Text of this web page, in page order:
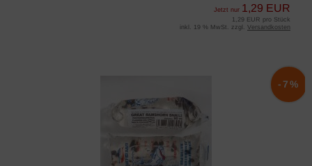
Jetzt nur 1,29 EUR
1,29 EUR pro Stück
inkl. 19 % MwSt. zzgl. Versandkosten
-7%